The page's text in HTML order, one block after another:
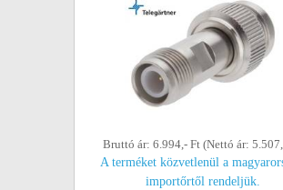
Bruttó ár: 6.994,- Ft (Nettó ár:
A terméket közvetlenül a
importőrtől rendeljük.